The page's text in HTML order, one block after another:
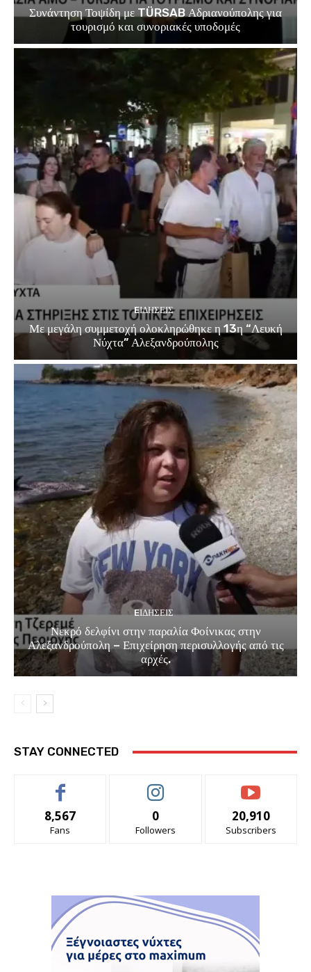
Συνάντηση Τοψίδη με TÜRSAB Αδριανούπολης για
τουρισμό και συνοριακές υποδομές
EΙΔΗΣΕΙΣ
Με μεγάλη συμμετοχή ολοκληρώθηκε η 13η “Λευκή
Νύχτα” Αλεξανδρούπολης
EΙΔΗΣΕΙΣ
Νεκρό δελφίνι στην παραλία Φοίνικας στην
Αλεξανδρούπολη – Επιχείρηση περισυλλογής από τις
αρχές.
STAY CONNECTED
8,567
Fans
0
Followers
20,910
Subscribers